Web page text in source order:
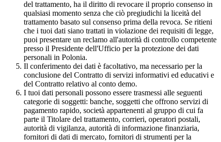
del trattamento, ha il diritto di revocare il proprio consenso in
qualsiasi momento senza che ciò pregiudichi la liceità del
trattamento basato sul consenso prima della revoca. Se ritieni
che i tuoi dati siano trattati in violazione dei requisiti di legge,
puoi presentare un reclamo all'autorità di controllo competente
presso il Presidente dell'Ufficio per la protezione dei dati
personali in Polonia.
Il conferimento dei dati è facoltativo, ma necessario per la
conclusione del Contratto di servizi informativi ed educativi e
del Contratto relativo al conto demo.
I tuoi dati personali possono essere trasmessi alle seguenti
categorie di soggetti: banche, soggetti che offrono servizi di
pagamento rapido, società appartenenti al gruppo di cui fa
parte il Titolare del trattamento, corrieri, operatori postali,
autorità di vigilanza, autorità di informazione finanziaria,
fornitori di dati di mercato, fornitori di strumenti per la